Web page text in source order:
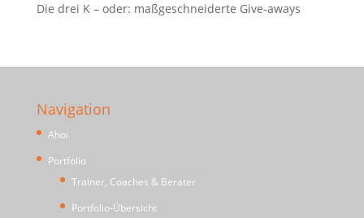
Die drei K – oder: maßgeschneiderte Give-aways
Navigation
Ahoi
Portfolio
Trainer, Coaches & Berater
Portfolio-Übersicht